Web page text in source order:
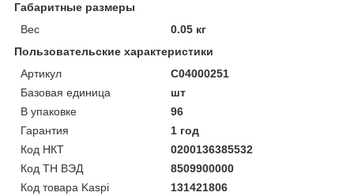
Габаритные размеры
Вес
0.05 кг
Пользовательские характеристики
Артикул
С04000251
Базовая единица
шт
В упаковке
96
Гарантия
1 год
Код НКТ
0200136385532
Код ТН ВЭД
8509900000
Код товара Kaspi
131421806